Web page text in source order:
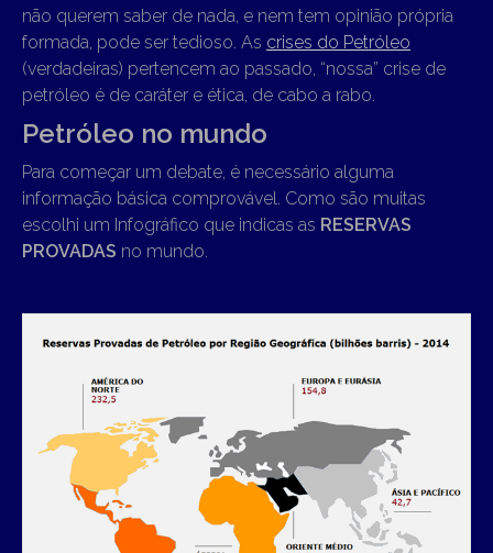
não querem saber de nada, e nem tem opinião própria
formada, pode ser tedioso. As crises do Petróleo
(verdadeiras) pertencem ao passado, “nossa” crise de
petróleo é de caráter e ética, de cabo a rabo.
Petróleo no mundo
Para começar um debate, é necessário alguma
informação básica comprovável. Como são muitas
escolhi um Infográfico que indicas as RESERVAS
PROVADAS no mundo.